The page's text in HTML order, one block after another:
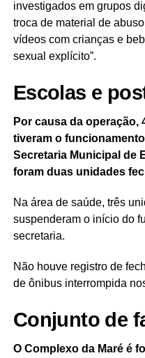
investigados em grupos
troca de material de
vídeos com crianças e
sexual explícito”.
Escolas e
Por causa da operação,
tiveram o
Secretaria Municipal de
foram duas unidades
Na área de saúde, três
suspenderam o início do
secretaria.
Não houve registro de
de ônibus interrompida
Conjunto de
O Complexo da Maré é